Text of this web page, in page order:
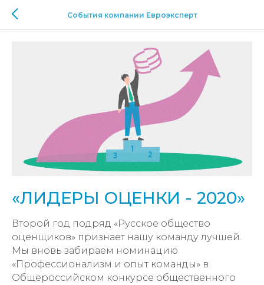
События компании Евроэксперт
«ЛИДЕРЫ ОЦЕНКИ - 2020»
Второй год подряд «Русское общество
оценщиков» признает нашу команду лучшей.
Мы вновь забираем номинацию
«Профессионализм и опыт команды» в
Общероссийском конкурсе общественного